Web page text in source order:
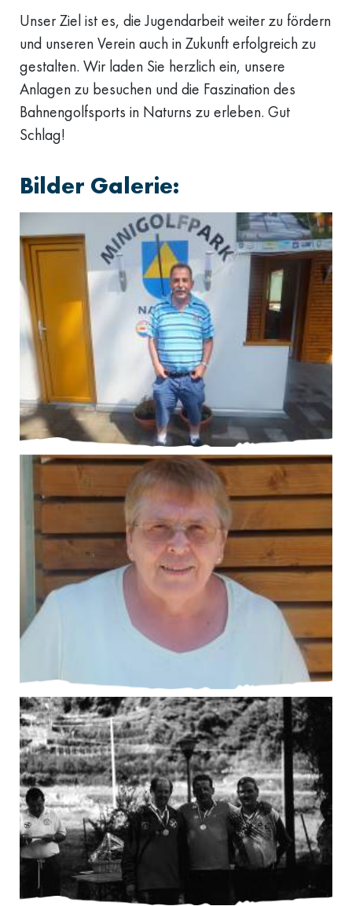
Unser Ziel ist es, die Jugendarbeit weiter zu fördern
und unseren Verein auch in Zukunft erfolgreich zu
gestalten. Wir laden Sie herzlich ein, unsere
Anlagen zu besuchen und die Faszination des
Bahnengolfsports in Naturns zu erleben. Gut
Schlag!
Bilder Galerie: